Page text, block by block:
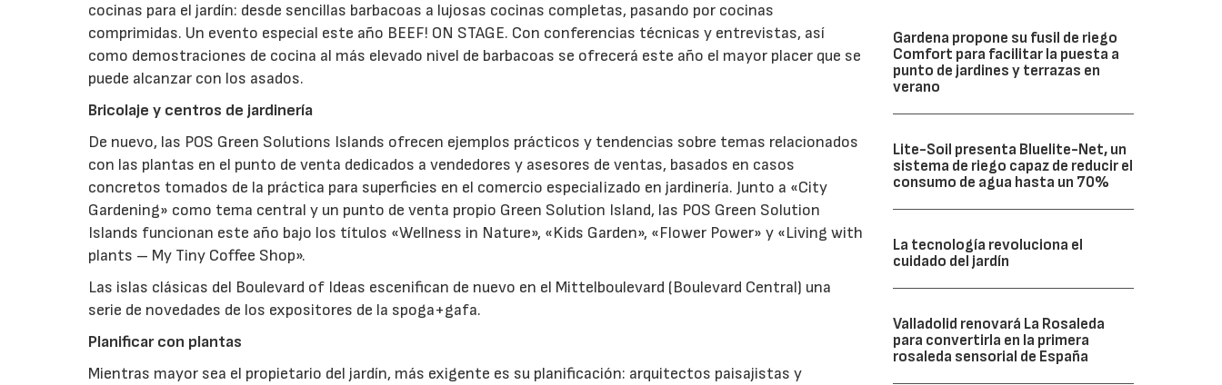
cocinas para el jardín: desde sencillas barbacoas a lujosas cocinas completas, pasando por cocinas
comprimidas. Un evento especial este año BEEF! ON STAGE. Con conferencias técnicas y entrevistas, así
como demostraciones de cocina al más elevado nivel de barbacoas se ofrecerá este año el mayor placer que se
puede alcanzar con los asados.
Bricolaje y centros de jardinería
De nuevo, las POS Green Solutions Islands ofrecen ejemplos prácticos y tendencias sobre temas relacionados
con las plantas en el punto de venta dedicados a vendedores y asesores de ventas, basados en casos
concretos tomados de la práctica para superficies en el comercio especializado en jardinería. Junto a «City
Gardening» como tema central y un punto de venta propio Green Solution Island, las POS Green Solution
Islands funcionan este año bajo los títulos «Wellness in Nature», «Kids Garden», «Flower Power» y «Living with
plants – My Tiny Coffee Shop».
Las islas clásicas del Boulevard of Ideas escenifican de nuevo en el Mittelboulevard (Boulevard Central) una
serie de novedades de los expositores de la spoga+gafa.
Planificar con plantas
Mientras mayor sea el propietario del jardín, más exigente es su planificación: arquitectos paisajistas y
Gardena propone su fusil de riego
Comfort para facilitar la puesta a
punto de jardines y terrazas en
verano
Lite-Soil presenta Bluelite-Net, un
sistema de riego capaz de reducir el
consumo de agua hasta un 70%
La tecnología revoluciona el
cuidado del jardín
Valladolid renovará La Rosaleda
para convertirla en la primera
rosaleda sensorial de España